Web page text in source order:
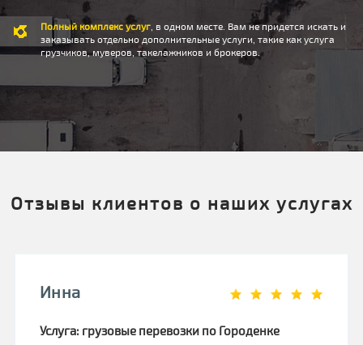
Полный комплекс услуг , в одном месте. Вам не придется искать и
заказывать отдельно дополнительные услуги, такие как услуга
грузчиков, муверов, такелажников и брокеров.
Отзывы клиентов о наших услугах
Инна
Услуга: грузовые перевозки по Городенке